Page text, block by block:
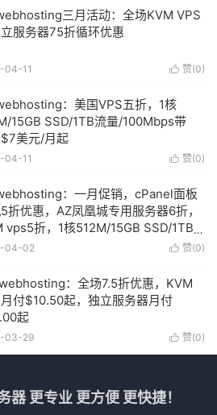
三月活动：全场KVM VPS
服务器75折循环优惠
 赞(0)
04-11
：美国VPS五折，1核
15GB SSD/1TB流量/100Mbps带
美元/月起
 赞(0)
04-11
：一月促销，cPanel面板
折优惠，AZ凤凰城专用服务器6折，
vps5折，1核512M/15GB SSD/1TB
100Mbps带宽，$3.5美元/月起 赞(0)
04-02
：全场7.5折优惠，KVM
付$10.50起，独立服务器月付
起
 赞(0)
03-29
器 更专业 更方便 更快捷！